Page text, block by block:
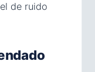
de ruido